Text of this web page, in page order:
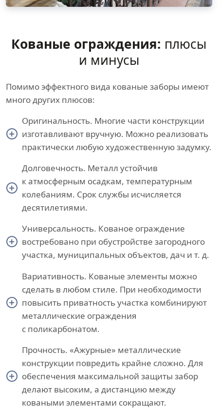
Кованые ограждения: плюсы
и минусы
Помимо эффектного вида кованые заборы имеют
много других плюсов:
Оригинальность. Многие части конструкции
изготавливают вручную. Можно реализовать
практически любую художественную задумку.
Долговечность. Металл устойчив
к атмосферным осадкам, температурным
колебаниям. Срок службы исчисляется
десятилетиями.
Универсальность. Кованое ограждение
востребовано при обустройстве загородного
участка, муниципальных объектов, дач и т. д.
Вариативность. Кованые элементы можно
сделать в любом стиле. При необходимости
повысить приватность участка комбинируют
металлические ограждения
с поликарбонатом.
Прочность. «Ажурные» металлические
конструкции повредить крайне сложно. Для
обеспечения максимальной защиты забор
делают высоким, а дистанцию между
коваными элементами сокращают.